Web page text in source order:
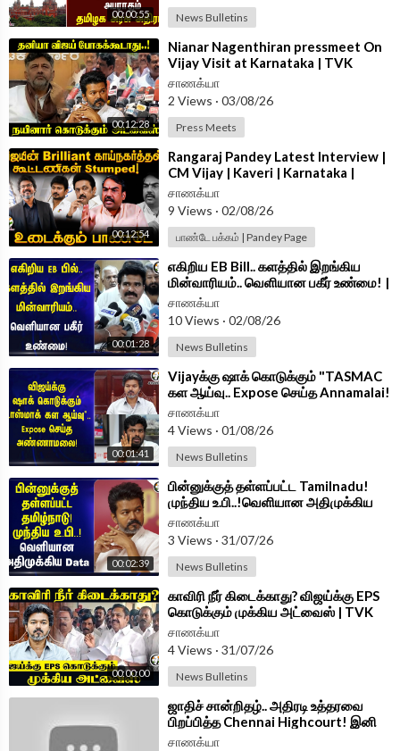
00:00:55 News Bulletins
00:12:28
⁣Nianar Nagenthiran pressmeet On
Vijay Visit at Karnataka | TVK
Government | CM Vijay | BJP
சாணக்யா
2 Views · 03/08/26
Press Meets
00:12:54
⁣Rangaraj Pandey Latest Interview |
CM Vijay | Kaveri | Karnataka |
NEET | Stalin | DMK | TVK | ADMK
சாணக்யா
9 Views · 02/08/26
பாண்டே பக்கம் | Pandey Page
00:01:28
⁣எகிறிய EB Bill.. களத்தில் இறங்கிய
மின்வாரியம்.. வெளியான பகீர் உண்மை! |
CTR NirmalKumar
சாணக்யா
10 Views · 02/08/26
News Bulletins
00:01:41
⁣Vijayக்கு ஷாக் கொடுக்கும் "TASMAC
கள ஆய்வு.. Expose செய்த Annamalai!
| Tamilnadu
சாணக்யா
4 Views · 01/08/26
News Bulletins
00:02:39
⁣பின்னுக்குத் தள்ளப்பட்ட Tamilnadu!
முந்திய உ.பி..!வெளியான அதிமுக்கிய
Data | TVK Govt
சாணக்யா
3 Views · 31/07/26
News Bulletins
00:00:00
⁣காவிரி நீர் கிடைக்காது? விஜய்க்கு EPS
கொடுக்கும் முக்கிய அட்வைஸ் | TVK
Government | CM Vijay
சாணக்யா
4 Views · 31/07/26
News Bulletins
⁣ஜாதிச் சான்றிதழ்.. அதிரடி உத்தரவை
பிறப்பித்த Chennai Highcourt! இனி
விசாரணை... | Tamilnadu
சாணக்யா